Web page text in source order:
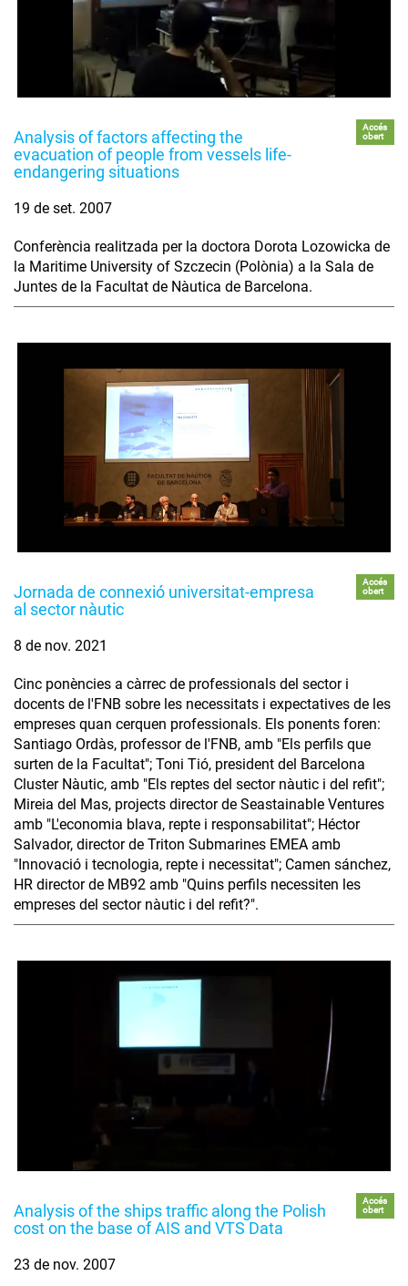
Analysis of factors affecting the
evacuation of people from vessels life-
endangering situations
Accés
obert
19 de set. 2007
Conferència realitzada per la doctora Dorota Lozowicka de
la Maritime University of Szczecin (Polònia) a la Sala de
Juntes de la Facultat de Nàutica de Barcelona.
Jornada de connexió universitat-empresa
al sector nàutic
Accés
obert
8 de nov. 2021
Cinc ponències a càrrec de professionals del sector i
docents de l'FNB sobre les necessitats i expectatives de les
empreses quan cerquen professionals. Els ponents foren:
Santiago Ordàs, professor de l'FNB, amb "Els perfils que
surten de la Facultat"; Toni Tió, president del Barcelona
Cluster Nàutic, amb "Els reptes del sector nàutic i del refit";
Mireia del Mas, projects director de Seastainable Ventures
amb "L'economia blava, repte i responsabilitat"; Héctor
Salvador, director de Triton Submarines EMEA amb
"Innovació i tecnologia, repte i necessitat"; Camen sánchez,
HR director de MB92 amb "Quins perfils necessiten les
empreses del sector nàutic i del refit?".
Analysis of the ships traffic along the Polish
cost on the base of AIS and VTS Data
Accés
obert
23 de nov. 2007